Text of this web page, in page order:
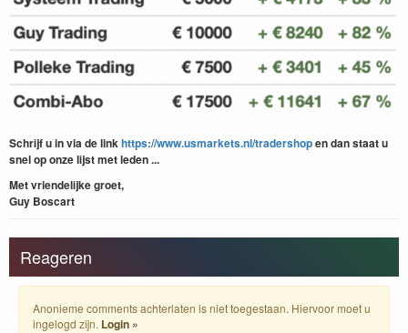
Schrijf u in via de linkhttps://www.usmarkets.nl/tradershopen dan staat u
snel op onze lijst met leden ...
Met vriendelijke groet,
Guy Boscart
Reageren
Anonieme comments achterlaten is niet toegestaan. Hiervoor moet u
ingelogd zijn. Login »